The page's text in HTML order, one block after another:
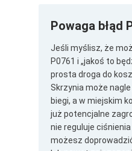
Powaga błąd
Jeśli myślisz, że
P0761 i „jakoś to
prosta droga do
Skrzynia może
biegi, a w miejskim
już potencjalne
nie reguluje ciśnienia
możesz